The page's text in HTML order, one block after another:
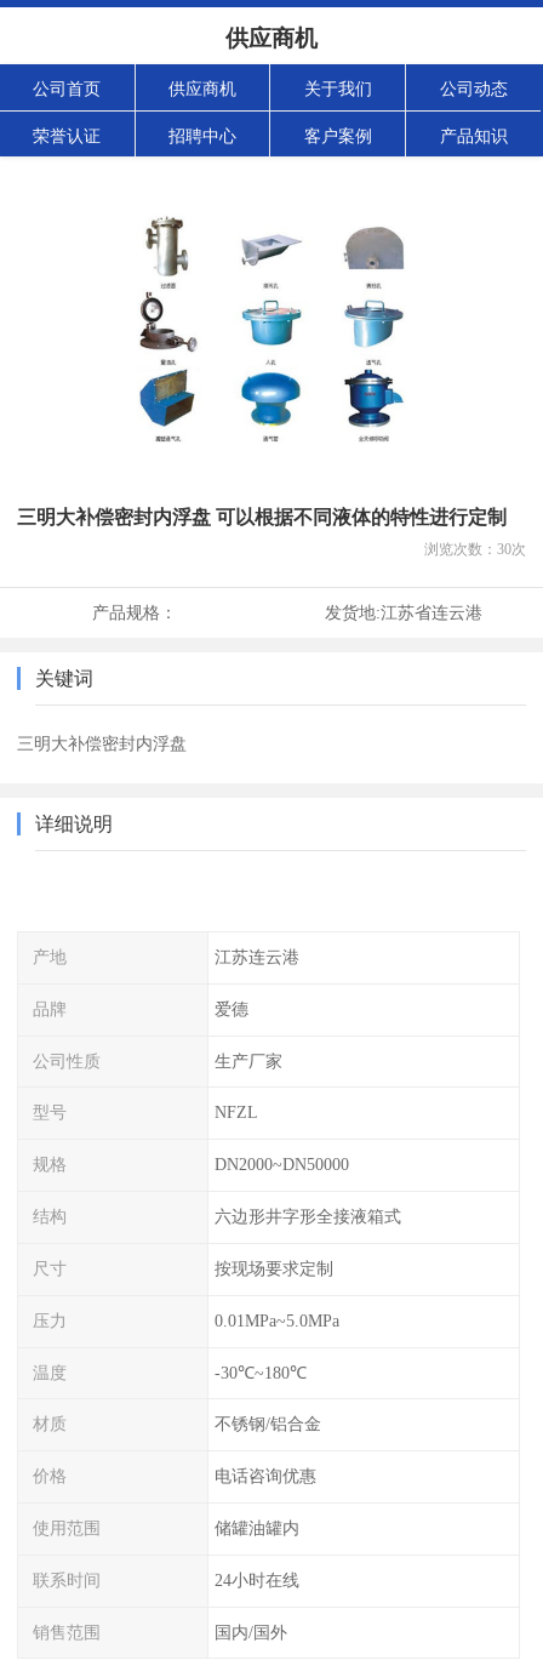
供应商机
公司首页 供应商机 关于我们 公司动态
荣誉认证 招聘中心 客户案例 产品知识
三明大补偿密封内浮盘 可以根据不同液体的特性进行定制
浏览次数： 30次
产品规格： 发货地:江苏省连云港
关键词
三明大补偿密封内浮盘
详细说明
产地 江苏连云港
品牌 爱德
公司性质 生产厂家
型号 NFZL
规格 DN2000~DN50000
结构 六边形井字形全接液箱式
尺寸 按现场要求定制
压力 0.01MPa~5.0MPa
温度 -30℃~180℃
材质 不锈钢/铝合金
价格 电话咨询优惠
使用范围 储罐油罐内
联系时间 24小时在线
销售范围 国内/国外